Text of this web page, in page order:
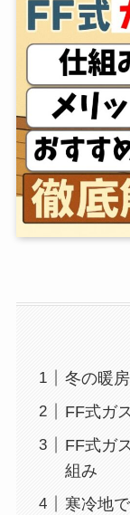
冬の暖
FF式ガ
FF式ガ
組み
寒冷地